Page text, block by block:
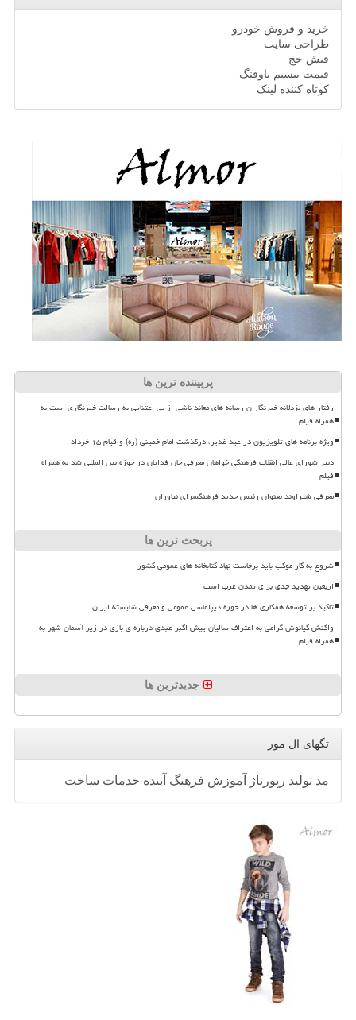
خرید و فروش خودرو
طراحی سایت
فیش حج
قیمت بیسیم باوفنگ
کوتاه کننده لینک
پربیننده ترین ها
رفتار های بزدلانه خبرنگاران رسانه های معاند ناشی از بی اعتنایی به رسالت خبرنگاری است به
همراه فیلم
ویژه برنامه های تلویزیون در عید غدیر، درگذشت امام خمینی (ره) و قیام ۱۵ خرداد
دبیر شورای عالی انقلاب فرهنگی خواهان معرفی جان فدایان در حوزه بین المللی شد به همراه
فیلم
معرفی شیراوند بعنوان رئیس جدید فرهنگسرای نیاوران
پربحث ترین ها
شروع به کار موکب باید برخاست نهاد کتابخانه های عمومی کشور
اربعین تهدید جدی برای تمدن غرب است
تاکید بر توسعه همکاری ها در حوزه دیپلماسی عمومی و معرفی شایسته ایران
واکنش کیانوش گرامی به اعتراف سالیان پیش اکبر عبدی درباره ی بازی در زیر آسمان شهر به
همراه فیلم
جدیدترین ها
تگهای ال مور
مد تولید رپورتاژ آموزش فرهنگ آینده خدمات ساخت